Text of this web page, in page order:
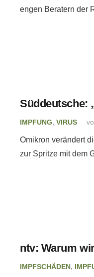
engen Beratern der
Süddeutsche:
IMPFUNG, VIRUS
Omikron verändert
zur Spritze mit dem
ntv: Warum
IMPFSCHÄDEN,